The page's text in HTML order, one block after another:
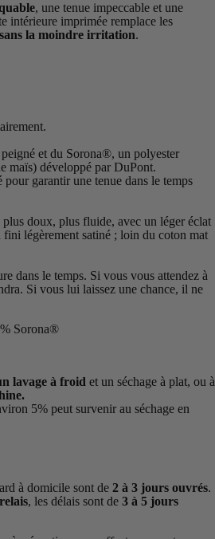
, une tenue impeccable et une
intérieure imprimée remplace les
la moindre irritation.
et du Sorona®️, un polyester
maïs) développé par DuPont.
pour garantir une tenue dans le temps
doux, plus fluide, avec un léger éclat
légèrement satiné ; loin du coton mat
dans le temps. Si vous vous attendez à
Si vous lui laissez une chance, il ne
Sorona®
lavage à froid et un séchage à plat, ou à
5% peut survenir au séchage en
à domicile sont de 2 à 3 jours ouvrés.
, les délais sont de 3 à 5 jours